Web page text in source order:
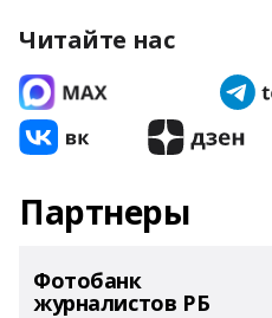
Читайте нас
Партнеры
Фотобанк
журналистов РБ